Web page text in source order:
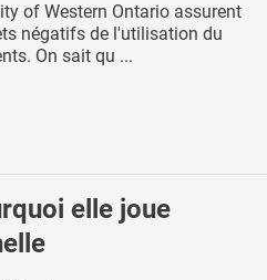
of Western Ontario assurent
négatifs de l'utilisation du
On sait qu ...
elle joue